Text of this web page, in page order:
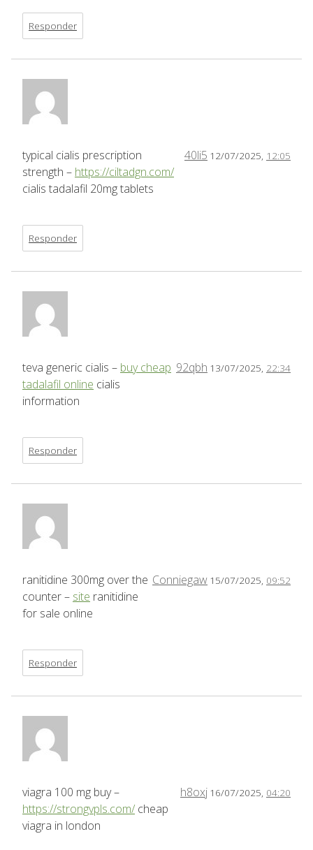
Responder
40li5 12/07/2025, 12:05
typical cialis prescription
strength – https://ciltadgn.com/
cialis tadalafil 20mg tablets
Responder
92qbh 13/07/2025, 22:34
teva generic cialis – buy cheap
tadalafil online cialis
information
Responder
Conniegaw 15/07/2025, 09:52
ranitidine 300mg over the
counter – site ranitidine
for sale online
Responder
h8oxj 16/07/2025, 04:20
viagra 100 mg buy –
https://strongvpls.com/ cheap
viagra in london